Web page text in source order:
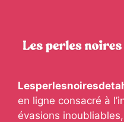
en ligne consacré à
évasions